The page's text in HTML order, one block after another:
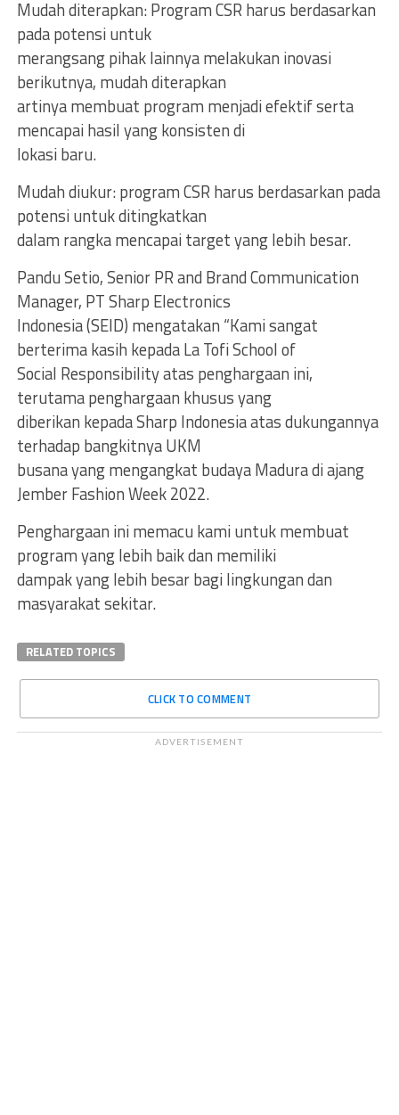
Mudah diterapkan: Program CSR harus berdasarkan
pada potensi untuk
merangsang pihak lainnya melakukan inovasi
berikutnya, mudah diterapkan
artinya membuat program menjadi efektif serta
mencapai hasil yang konsisten di
lokasi baru.
Mudah diukur: program CSR harus berdasarkan pada
potensi untuk ditingkatkan
dalam rangka mencapai target yang lebih besar.
Pandu Setio, Senior PR and Brand Communication
Manager, PT Sharp Electronics
Indonesia (SEID) mengatakan “Kami sangat
berterima kasih kepada La Tofi School of
Social Responsibility atas penghargaan ini,
terutama penghargaan khusus yang
diberikan kepada Sharp Indonesia atas dukungannya
terhadap bangkitnya UKM
busana yang mengangkat budaya Madura di ajang
Jember Fashion Week 2022.
Penghargaan ini memacu kami untuk membuat
program yang lebih baik dan memiliki
dampak yang lebih besar bagi lingkungan dan
masyarakat sekitar.
RELATED TOPICS
CLICK TO COMMENT
ADVERTISEMENT